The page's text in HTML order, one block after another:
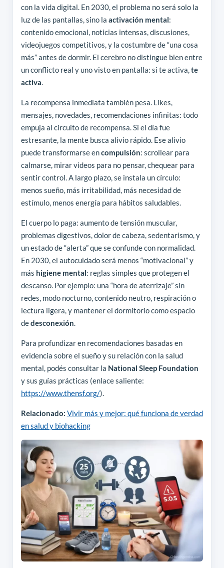
con la vida digital. En 2030, el problema no será solo la
luz de las pantallas, sino la activación mental:
contenido emocional, noticias intensas, discusiones,
videojuegos competitivos, y la costumbre de “una cosa
más” antes de dormir. El cerebro no distingue bien entre
un conflicto real y uno visto en pantalla: si te activa,te
activa.
La recompensa inmediata también pesa. Likes,
mensajes, novedades, recomendaciones infinitas: todo
empuja al circuito de recompensa. Si el día fue
estresante, la mente busca alivio rápido. Ese alivio
puede transformarse encompulsión: scrollear para
calmarse, mirar videos para no pensar, chequear para
sentir control. A largo plazo, se instala un círculo:
menos sueño, más irritabilidad, más necesidad de
estímulo, menos energía para hábitos saludables.
El cuerpo lo paga: aumento de tensión muscular,
problemas digestivos, dolor de cabeza, sedentarismo, y
un estado de “alerta” que se confunde con normalidad.
En 2030, el autocuidado será menos “motivacional” y
más higiene mental: reglas simples que protegen el
descanso. Por ejemplo: una “hora de aterrizaje” sin
redes, modo nocturno, contenido neutro, respiración o
lectura ligera, y mantener el dormitorio como espacio
dedesconexión.
Para profundizar en recomendaciones basadas en
evidencia sobre el sueño y su relación con la salud
mental, podés consultar la National Sleep Foundation
y sus guías prácticas (enlace saliente:
https://www.thensf.org/).
Relacionado: Vivir más y mejor: qué funciona de verdad
en salud y biohacking